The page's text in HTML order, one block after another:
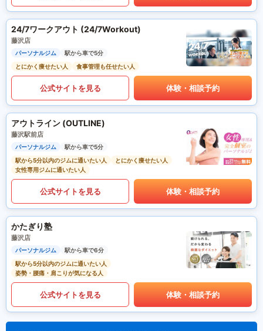
24/7ワークアウト (24/7Workout)
藤沢店
パーソナルジム
駅から車で5分
とにかく痩せたい人
食事管理も任せたい人
公式サイトを見る 体験・相談予約
アウトライン (OUTLINE)
藤沢駅前店
パーソナルジム
駅から車で5分
駅から5分以内のジムに通いたい人
とにかく痩せたい人
女性専用ジムに通いたい人
公式サイトを見る 体験・相談予約
かたぎり塾
藤沢店
パーソナルジム
駅から車で6分
駅から5分以内のジムに通いたい人
姿勢・腰痛・肩こりが気になる人
公式サイトを見る 体験・相談予約